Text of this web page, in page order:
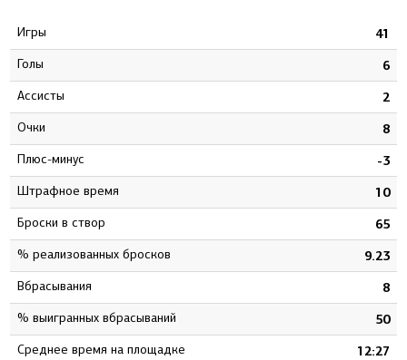
Игры 41
Голы 6
Ассисты 2
Очки 8
Плюс-минус -3
штрафное время 10
Броски в створ 65
% реализованных бросков 9.23
Вбрасывания 8
% выигранных вбрасываний 50
Среднее время на площадке 12:27